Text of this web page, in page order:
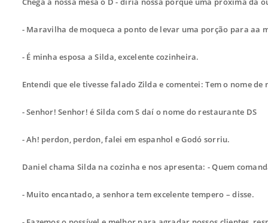
- Maravilha de moqueca a ponto de levar uma porção para aa
- É minha esposa a Silda, excelente cozinheira.
Entendi que ele tivesse falado Zilda e comentei: Tem o nome
- Senhor! Senhor! é Silda com S daí o nome do restaurante DS
- Ah! perdon, perdon, falei em espanhol e Godó sorriu.
Daniel chama Silda na cozinha e nos apresenta: - Quem
- Muito encantado, a senhora tem excelente tempero – disse.